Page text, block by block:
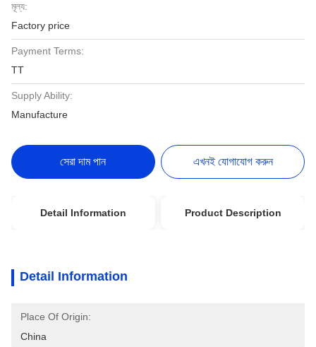
মূল্য:
Factory price
Payment Terms:
TT
Supply Ability:
Manufacture
সেরা দাম পান এখনই যোগাযোগ করুন
Detail Information Product Description
Detail Information
Place Of Origin:
China